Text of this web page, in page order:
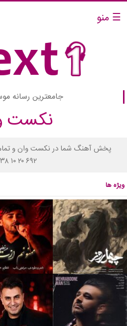
☰ منو
جامعترین رسانه
نکست
پخش آهنگ شما در نکست وان و
۰۹۳۸ ۱۰ ۲۰
ویژه ها